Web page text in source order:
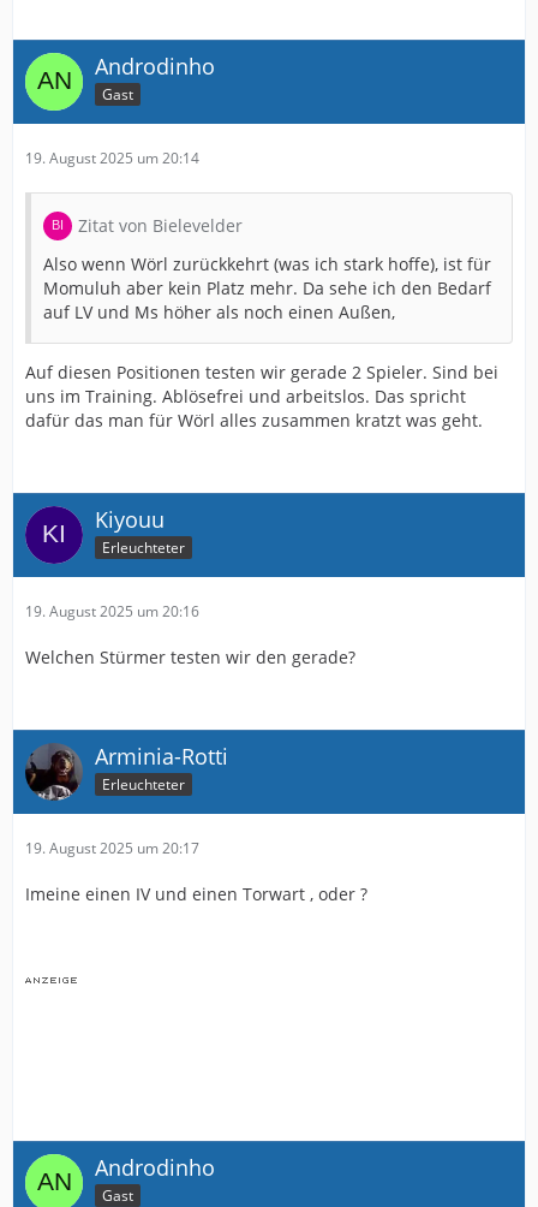
Androdinho
Gast
19. August 2025 um 20:14
Zitat von Bielevelder
Also wenn Wörl zurückkehrt (was ich stark hoffe), ist für
Momuluh aber kein Platz mehr. Da sehe ich den Bedarf
auf LV und Ms höher als noch einen Außen,
Auf diesen Positionen testen wir gerade 2 Spieler. Sind bei
uns im Training. Ablösefrei und arbeitslos. Das spricht
dafür das man für Wörl alles zusammen kratzt was geht.
Kiyouu
Erleuchteter
19. August 2025 um 20:16
Welchen Stürmer testen wir den gerade?
Arminia-Rotti
Erleuchteter
19. August 2025 um 20:17
Imeine einen IV und einen Torwart , oder ?
Androdinho
Gast